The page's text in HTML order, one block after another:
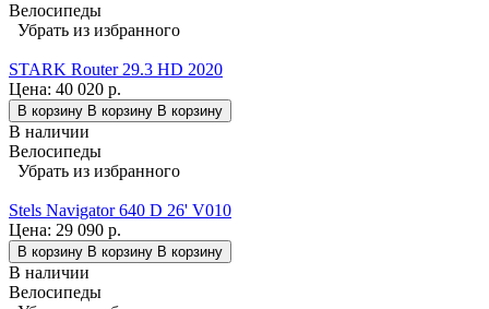
Велосипеды
Убрать из избранного
STARK Router 29.3 HD 2020
Цена: 40 020 р.
В корзину В корзину В корзину
В наличии
Велосипеды
Убрать из избранного
Stels Navigator 640 D 26' V010
Цена: 29 090 р.
В корзину В корзину В корзину
В наличии
Велосипеды